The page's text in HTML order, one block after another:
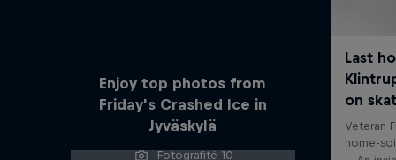
Enjoy top photos from
Friday's Crashed Ice in
Jyväskylä
Fotografitë 10